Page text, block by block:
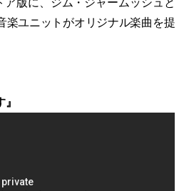
楽ユニットがオリジナル楽曲を提